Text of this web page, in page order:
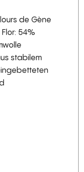
de Gène
Flor: 54%
stabilem